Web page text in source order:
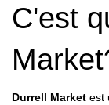
C'est
Durrell Market est